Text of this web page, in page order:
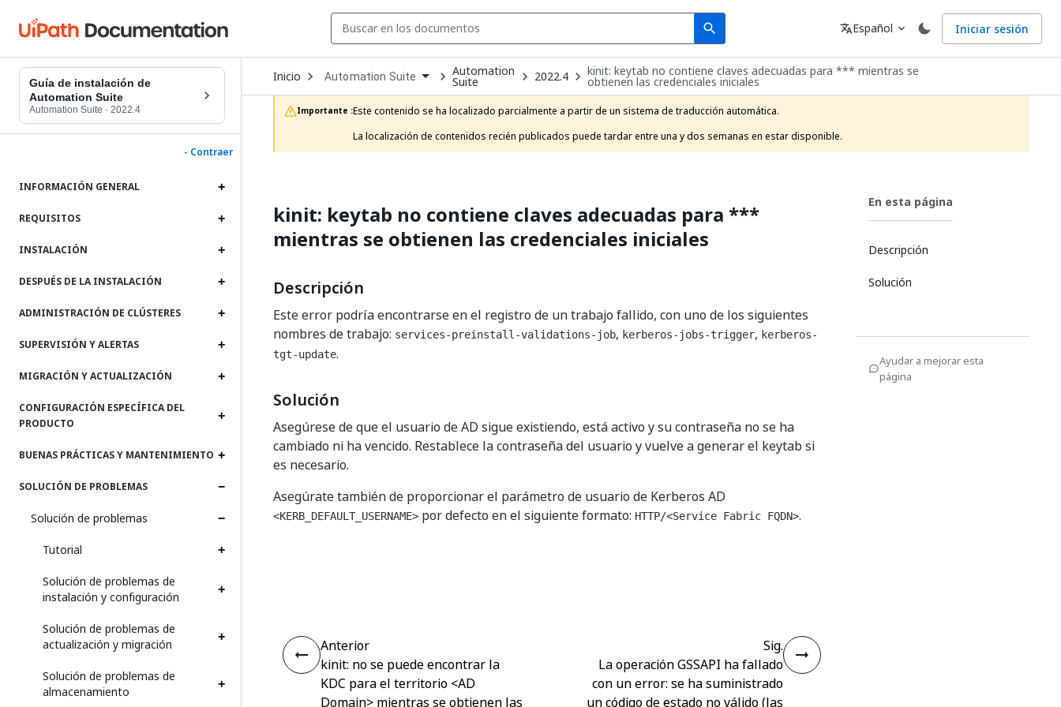
search
Search Idioma
translateEspañol expand_more Iniciar sesión
Guía de instalación de
Automation Suite
Automation Suite · 2022.4
- Contraer
INFORMACIÓN GENERAL
REQUISITOS
INSTALACIÓN
DESPUÉS DE LA INSTALACIÓN
ADMINISTRACIÓN DE CLÚSTERES
SUPERVISIÓN Y ALERTAS
MIGRACIÓN Y ACTUALIZACIÓN
CONFIGURACIÓN ESPECÍFICA DEL
PRODUCTO
BUENAS PRÁCTICAS Y MANTENIMIENTO
SOLUCIÓN DE PROBLEMAS
Solución de problemas
Tutorial
Solución de problemas de
instalación y configuración
Solución de problemas de
actualización y migración
Solución de problemas de
almacenamiento
Inicio Open
Dropdown
to
choose
product
Automation Suite Automation
Suite 2022.4 kinit: keytab no contiene claves adecuadas para *** mientras se
obtienen las credenciales iniciales
Importante :Este contenido se ha localizado parcialmente a partir de un sistema de traducción automática.
La localización de contenidos recién publicados puede tardar entre una y dos semanas en estar disponible.
kinit: keytab no contiene claves adecuadas para ***
mientras se obtienen las credenciales iniciales
Descripción
Este error podría encontrarse en el registro de un trabajo fallido, con uno de los siguientes
nombres de trabajo: services-preinstall-validations-job, kerberos-jobs-trigger, kerberos-
tgt-update.
Solución
Asegúrese de que el usuario de AD sigue existiendo, está activo y su contraseña no se ha
cambiado ni ha vencido. Restablece la contraseña del usuario y vuelve a generar el keytab si
es necesario.
Asegúrate también de proporcionar el parámetro de usuario de Kerberos AD
<KERB_DEFAULT_USERNAME> por defecto en el siguiente formato: HTTP/<Service Fabric FQDN>.
En esta página
Descripción
Solución
Ayudar a mejorar esta
página
Anterior
kinit: no se puede encontrar la
KDC para el territorio <AD
Domain> mientras se obtienen las
Sig.
La operación GSSAPI ha fallado
con un error: se ha suministrado
un código de estado no válido (las